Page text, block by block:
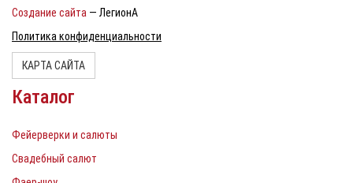
Создание сайта — ЛегионА
Политика конфиденциальности
КАРТА САЙТА
Каталог
Фейерверки и салюты
Свадебный салют